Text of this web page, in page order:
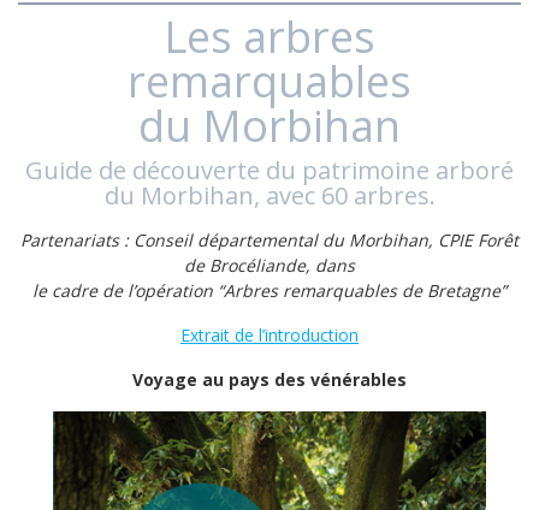
Les arbres
remarquables
du Morbihan
Guide de découverte du patrimoine arboré
du Morbihan, avec 60 arbres.
Partenariats : Conseil départemental du Morbihan, CPIE Forêt
de Brocéliande, dans
le cadre de l’opération “Arbres remarquables de Bretagne”
Extrait de l’introduction
Voyage au pays des vénérables